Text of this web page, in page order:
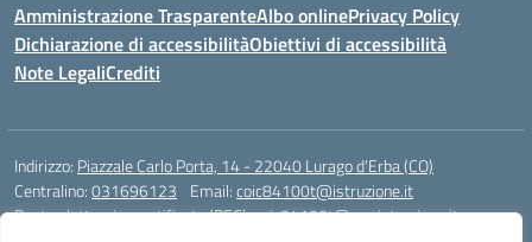
Amministrazione TrasparenteAlbo onlinePrivacy Policy
Dichiarazione di accessibilitàObiettivi di accessibilità
Note LegaliCrediti
Indirizzo: Piazzale Carlo Porta, 14 - 22040 Lurago d'Erba (CO)
Centralino:031696123 Email:coic84100t@istruzione.it
Posta elettronica certificata (PEC):coic84100t@pec.istruzione.it